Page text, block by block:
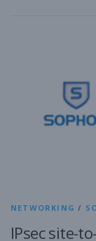
NETWORKING /
IPsec site-